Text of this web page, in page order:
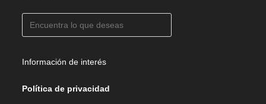
Información de interés
Política de privacidad